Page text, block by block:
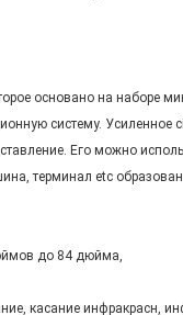
основано на наборе
систему. Усиленное
Его можно
терминал etc
до 84 дюйма,
касание инфракрасн,